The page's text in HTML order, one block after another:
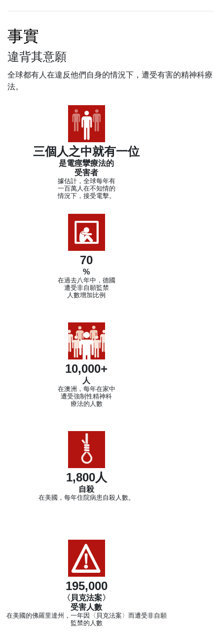
事實
違背其意願
全球都有人在違反他們自身的情況下，遭受有害的精神科療
法。
三個人之中就有一位
是電痙攣療法的
受害者
據估計，全球每年有
一百萬人在不知情的
情況下，接受電擊。
70
%
在過去八年中，德國
遭受非自願監禁
人數增加比例
10,000+
人
在澳洲，每年在家中
遭受強制性精神科
療法的人數
1,800人
自殺
在美國，每年住院病患自殺人數。
195,000
〈貝克法案〉
受害人數
在美國的佛羅里達州，一年因〈貝克法案〉而遭受非自願
監禁的人數